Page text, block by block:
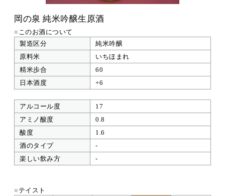
岡の泉 純米吟醸生原酒
■ このお酒について
製造区分
純米吟醸
原料米
いちほまれ
精米歩合
60
日本酒度
+6
アルコール度
17
アミノ酸度
0.8
酸度
1.6
酒のタイプ
-
楽しい飲み方
-
■ テイスト